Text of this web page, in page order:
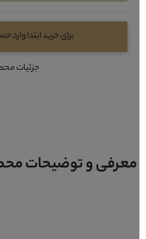
برای خرید ابتدا وارد
جزئیات
معرفی و توضیحات